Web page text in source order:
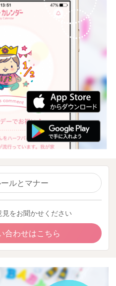
ルとマナー
をお聞かせください
合わせはこちら